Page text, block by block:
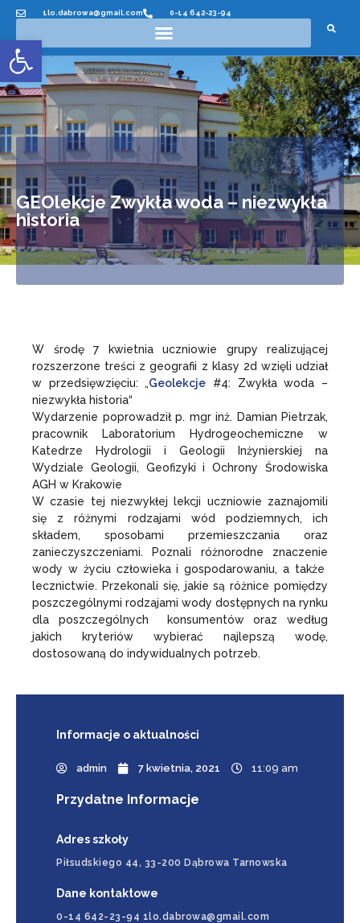
Otwórz pasek narzędzi
1lo.dabrowa@gmail.com 0-14 642-23-94
GEOlekcje Zwykła woda – niezwykła
historia
W środę 7 kwietnia uczniowie grupy realizującej
rozszerzone treści z geografii z klasy 2d wzięli udział
w przedsięwzięciu: „Geolekcje #4: Zwykła woda –
niezwykła historia“
Wydarzenie poprowadził p. mgr inż. Damian Pietrzak,
pracownik Laboratorium Hydrogeochemiczne w
Katedrze Hydrologii i Geologii Inżynierskiej na
Wydziale Geologii, Geofizyki i Ochrony Środowiska
AGH w Krakowie
W czasie tej niezwykłej lekcji uczniowie zaznajomili
się z różnymi rodzajami wód podziemnych, ich
składem, sposobami przemieszczania oraz
zanieczyszczeniami. Poznali różnorodne znaczenie
wody w życiu człowieka i gospodarowaniu, a także
lecznictwie. Przekonali się, jakie są różnice pomiędzy
poszczególnymi rodzajami wody dostępnych na rynku
dla poszczególnych konsumentów oraz według
jakich kryteriów wybierać najlepszą wodę,
dostosowaną do indywidualnych potrzeb.
Informacje o aktualności
admin 7 kwietnia, 2021 11:09 am
Przydatne Informacje
Adres szkoły
Piłsudskiego 44, 33-200 Dąbrowa Tarnowska
Dane kontaktowe
0-14 642-23-94 1lo.dabrowa@gmail.com